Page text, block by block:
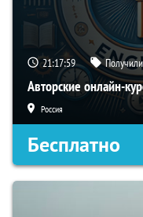
21:17:58
Авторские онлайн-
Россия
Бесплатно